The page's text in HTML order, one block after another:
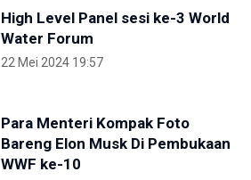
High Level Panel sesi ke-3 World
Water Forum
22 Mei 2024 19:57
Para Menteri Kompak Foto
Bareng Elon Musk Di Pembukaan
WWF ke-10